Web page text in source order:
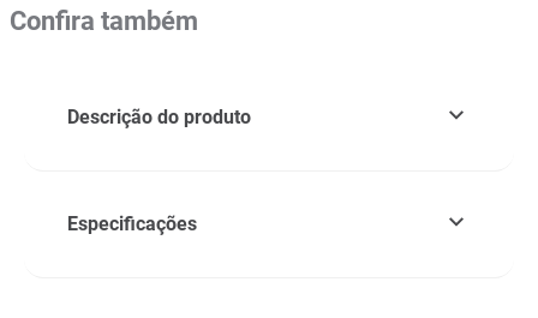
Confira também
Descrição do produto
Especificações